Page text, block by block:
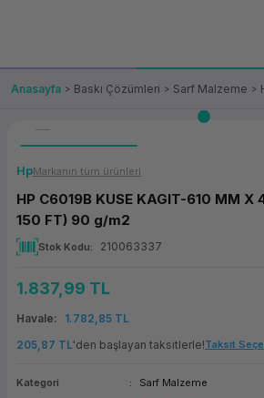
OT/VT
Fiş Yazıcı
Panel PC
(Firewall)
Makinesi
Makinesi
Çözümleri
Bağlantı
Yedekleme
Ürünler
Paketi
Anasayfa Baskı Çözümleri Sarf Malzeme
HpMarkanın tüm ürünleri
HP C6019B KUSE KAGIT-610 MM X
150 FT) 90 g/m2
Stok Kodu 210063337
1.837,99 TL
Havale
1.782,85 TL
205,87 TL'den başlayan taksitlerle!Taksit
Kategori
Sarf Malzeme